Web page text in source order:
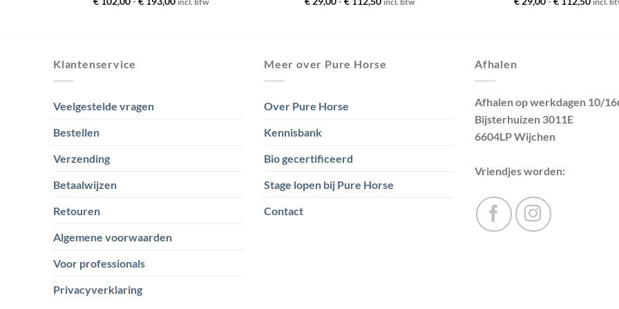
incl. btw incl. btw incl.
Klantenservice
Veelgestelde vragen
Bestellen
Verzending
Betaalwijzen
Retouren
Algemene voorwaarden
Voor professionals
Privacyverklaring
Meer over Pure Horse
Over Pure Horse
Kennisbank
Bio gecertificeerd
Stage lopen bij Pure Horse
Contact
Afhalen
Afhalen op werkdagen 10/
Bijsterhuizen 3011E
6604LP Wijchen
Vriendjes worden: